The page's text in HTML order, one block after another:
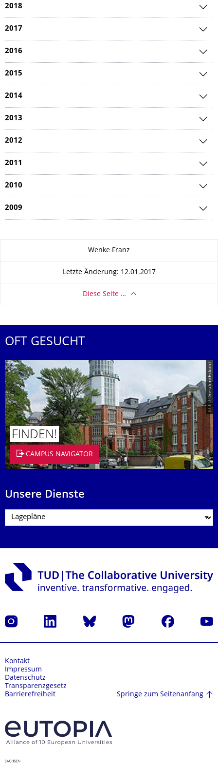
2018
2017
2016
2015
2014
2013
2012
2011
2010
2009
Wenke Franz
Letzte Änderung: 12.01.2017
Diese Seite …
OFT GESUCHT
© TU Dresden/Eckold
FINDEN!
CAMPUS NAVIGATOR
Unsere Dienste
Instagram LinkedIn Bluesky Mastodon Facebook
Kontakt
Impressum
Datenschutz
Transparenzgesetz
Barrierefreiheit
Springe zum Seitenanfang